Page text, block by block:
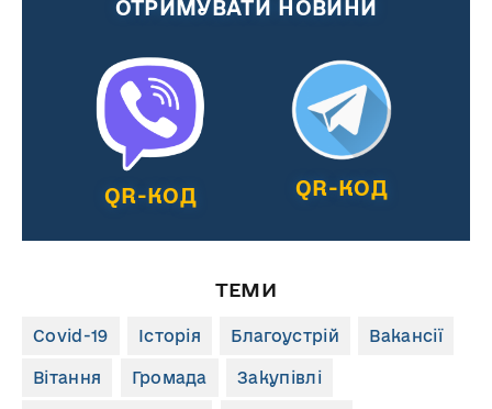
ОТРИМУВАТИ НОВИНИ
QR-КОД QR-КОД
ТЕМИ
Covid-19 Історія Благоустрій Вакансії
Вітання Громада Закупівлі